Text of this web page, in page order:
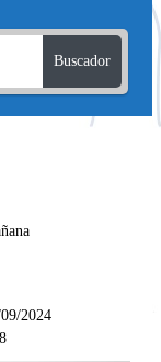
Buscador
2024